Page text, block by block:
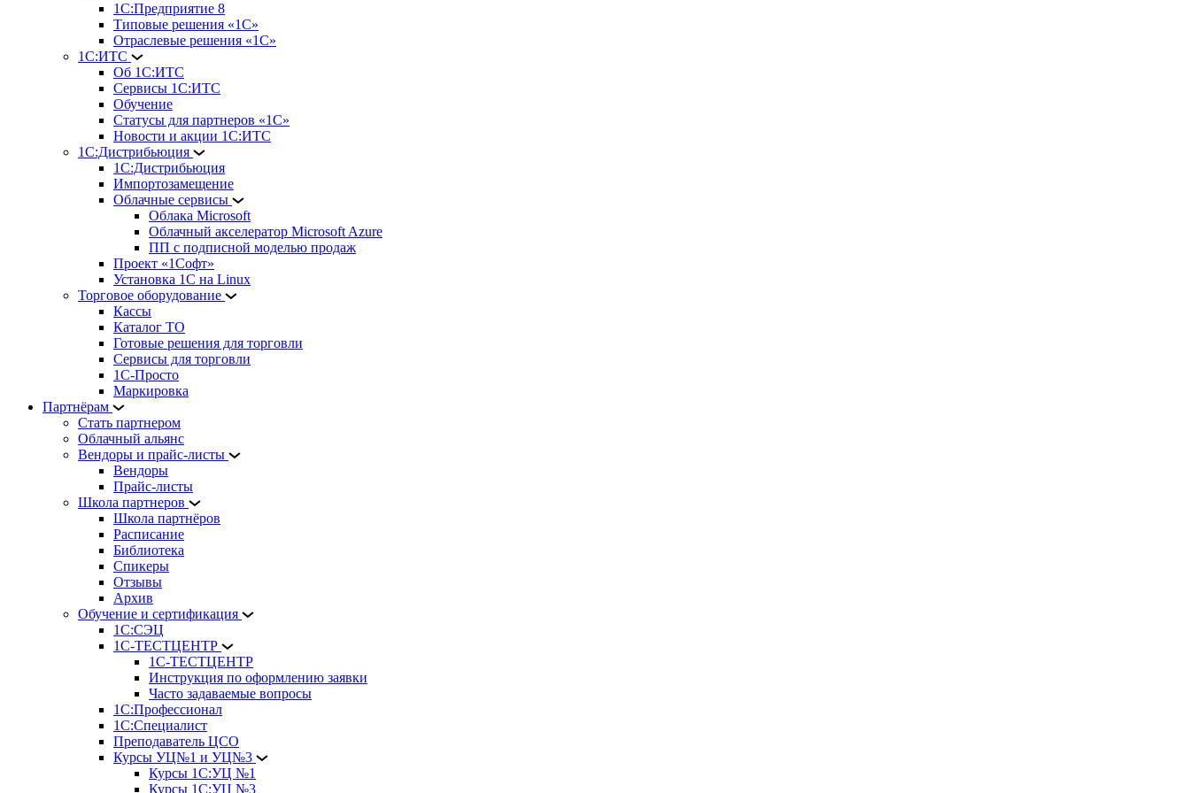
1С:Предприятие 8
Типовые решения «1С»
Отраслевые решения «1С»
1С:ИТС
Об 1С:ИТС
Сервисы 1С:ИТС
Обучение
Статусы для партнеров «1С»
Новости и акции 1С:ИТС
1С:Дистрибьюция
1С:Дистрибьюция
Импортозамещение
Облачные сервисы
Облака Microsoft
Облачный акселератор Microsoft Azure
ПП с подписной моделью продаж
Проект «1Софт»
Установка 1С на Linux
Торговое оборудование
Кассы
Каталог ТО
Готовые решения для торговли
Сервисы для торговли
1С-Просто
Маркировка
Партнёрам
Стать партнером
Облачный альянс
Вендоры и прайс-листы
Вендоры
Прайс-листы
Школа партнеров
Школа партнёров
Расписание
Библиотека
Спикеры
Отзывы
Архив
Обучение и сертификация
1С:СЭЦ
1С-ТЕСТЦЕНТР
1С-ТЕСТЦЕНТР
Инструкция по оформлению заявки
Часто задаваемые вопросы
1С:Профессионал
1С:Специалист
Преподаватель ЦСО
Курсы УЦ№1 и УЦ№3
Курсы 1С:УЦ №1
Курсы 1С:УЦ №3